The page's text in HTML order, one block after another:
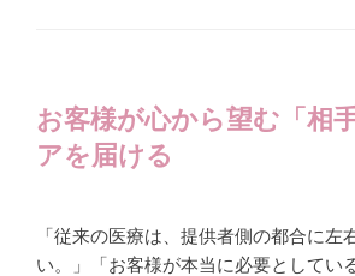
お客様が心から望む「相
アを届ける
「従来の医療は、提供者側の都合に左
い。」「お客様が本当に必要としてい